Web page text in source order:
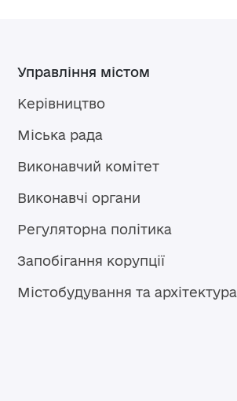
Управління містом
Керівництво
Міська рада
Виконавчий комітет
Виконавчі органи
Регуляторна політика
Запобігання корупції
Містобудування та архітектура